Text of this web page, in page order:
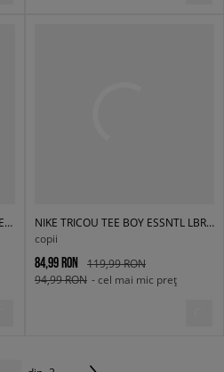
NIKE TRICOU G NSW TREND BF TEE GIRL
NIKE TRICOU TEE BOY ESSNTL LBR GIRL
copii
84,99 RON
119,99 RON
94,99 RON - cel mai mic preț